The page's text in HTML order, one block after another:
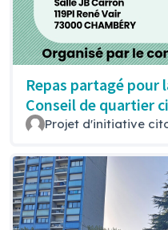
Repas partagé pour
Conseil de quartier
Projet d'initiative